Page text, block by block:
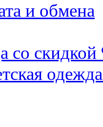
и обмена
со скидкой